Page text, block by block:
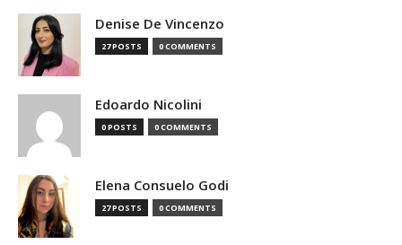
Denise De Vincenzo
27 POSTS 0 COMMENTS
Edoardo Nicolini
0 POSTS 0 COMMENTS
Elena Consuelo Godi
27 POSTS 0 COMMENTS